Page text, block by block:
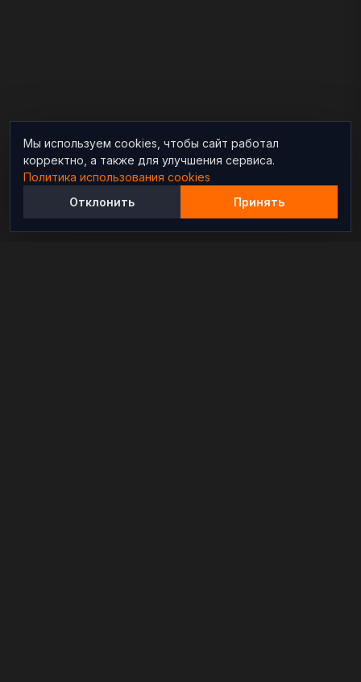
Мы используем cookies, чтобы сайт работал
корректно, а также для улучшения сервиса.
Политика использования cookies
Отклонить
Принять